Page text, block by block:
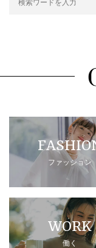
ファッション
WORK
働く